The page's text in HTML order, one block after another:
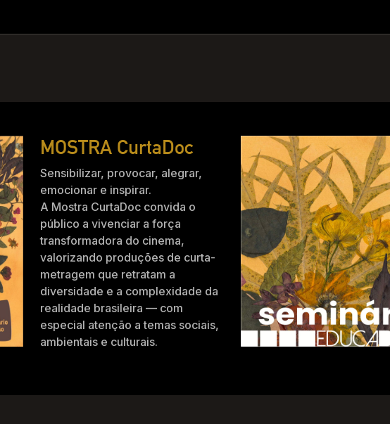
MOSTRA CurtaDoc
Sensibilizar, provocar, alegrar,
emocionar e inspirar.
A Mostra CurtaDoc convida o
público a vivenciar a força
transformadora do cinema,
valorizando produções de curta-
metragem que retratam a
diversidade e a complexidade da
realidade brasileira — com
especial atenção a temas sociais,
ambientais e culturais.